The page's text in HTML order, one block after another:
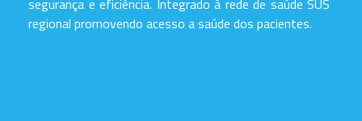
segurança e eficiência. Integrado à rede de saúde SUS
regional promovendo acesso a saúde dos pacientes.